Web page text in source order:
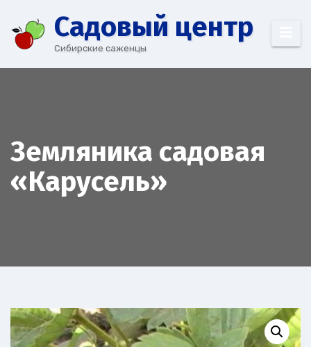
содержимому
Cадовый центр
Сибирские саженцы
Земляника садовая
«Карусель»